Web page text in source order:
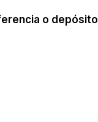
o depósito